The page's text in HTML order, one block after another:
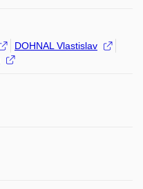
DOHNAL Vlastislav